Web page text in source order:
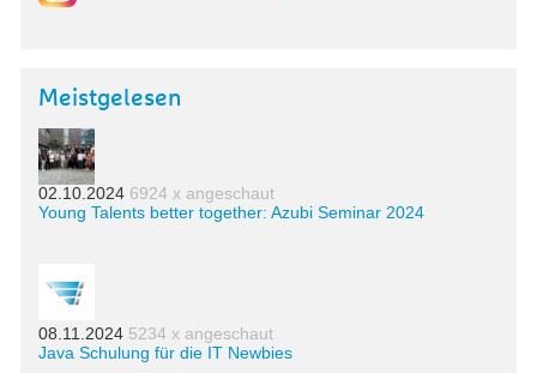
Meistgelesen
02.10.2024 6924 x angeschaut
Young Talents better together: Azubi Seminar 2024
08.11.2024 5234 x angeschaut
Java Schulung für die IT Newbies